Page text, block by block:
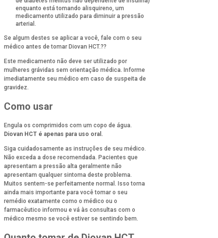
enquanto está tomando alisquireno, um
medicamento utilizado para diminuir a pressão
arterial.
Se algum destes se aplicar a você, fale com o seu
médico antes de tomar Diovan HCT.??
Este medicamento não deve ser utilizado por
mulheres grávidas sem orientação médica. Informe
imediatamente seu médico em caso de suspeita de
gravidez.
Como usar
Engula os comprimidos com um copo de água.
Diovan HCT é apenas para uso oral.
Siga cuidadosamente as instruções de seu médico.
Não exceda a dose recomendada. Pacientes que
apresentam a pressão alta geralmente não
apresentam qualquer sintoma deste problema.
Muitos sentem-se perfeitamente normal. Isso torna
ainda mais importante para você tomar o seu
remédio exatamente como o médico ou o
farmacêutico informou e vá às consultas com o
médico mesmo se você estiver se sentindo bem.